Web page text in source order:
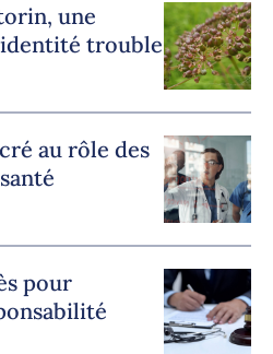
une
trouble
au rôle des
pour